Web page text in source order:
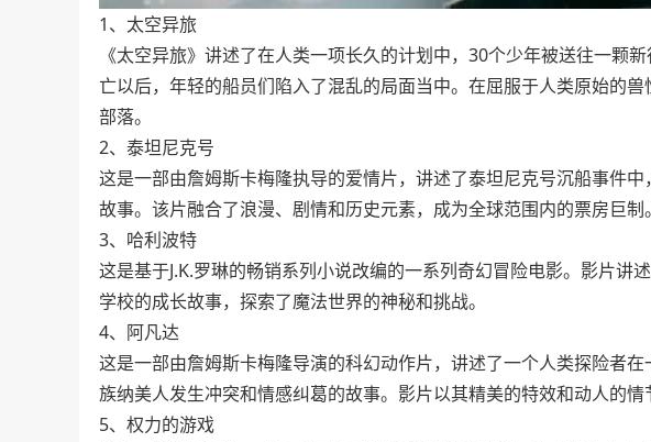
1、太空异旅
《太空异旅》讲述了在人类一项长久的计划中，30个少年被送往一颗
亡以后，年轻的船员们陷入了混乱的局面当中。在屈服于人类原始的
部落。
2、泰坦尼克号
这是一部由詹姆斯卡梅隆执导的爱情片，讲述了泰坦尼克号沉船事件
故事。该片融合了浪漫、剧情和历史元素，成为全球范围内的票房巨制。
3、哈利波特
这是基于J.K.罗琳的畅销系列小说改编的一系列奇幻冒险电影。影片讲
学校的成长故事，探索了魔法世界的神秘和挑战。
4、阿凡达
这是一部由詹姆斯卡梅隆导演的科幻动作片，讲述了一个人类探险者
族纳美人发生冲突和情感纠葛的故事。影片以其精美的特效和动人的情
5、权力的游戏